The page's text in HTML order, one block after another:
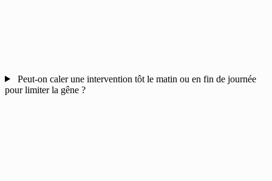
Peut-on caler une intervention tôt le matin ou en fin de journée
pour limiter la gêne ?